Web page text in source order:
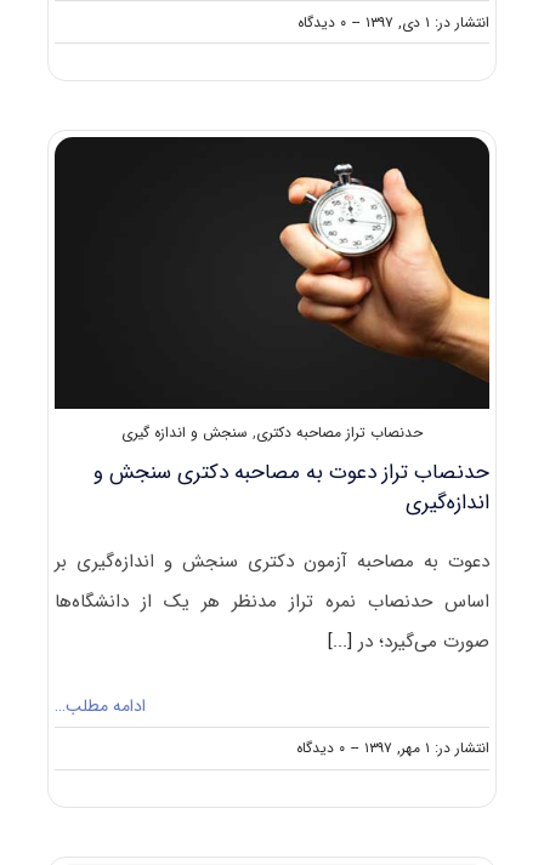
انتشار در: ۱ دی, ۱۳۹۷ -- ۰ دیدگاه
on
دانلود
۹۸
و
اندازه‌گیری
کد
۲۱۴۹
حدنصاب تراز مصاحبه دکتری, سنجش و اندازه گیری
حدنصاب تراز دعوت به مصاحبه دکتری سنجش و
اندازه‌گیری
دعوت به مصاحبه آزمون دکتری سنجش و اندازه‌گیری بر
اساس حدنصاب نمره تراز مدنظر هر یک از دانشگاه‌ها
صورت می‌گیرد؛ در [...]
ادامه مطلب…
انتشار در: ۱ مهر, ۱۳۹۷ -- ۰ دیدگاه
on
حدنصاب